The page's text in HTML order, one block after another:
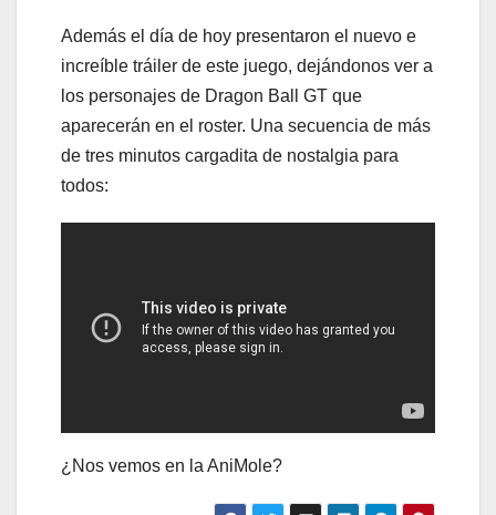
Además el día de hoy presentaron el nuevo e
increíble tráiler de este juego, dejándonos ver a
los personajes de Dragon Ball GT que
aparecerán en el roster. Una secuencia de más
de tres minutos cargadita de nostalgia para
todos:
¿Nos vemos en la AniMole?